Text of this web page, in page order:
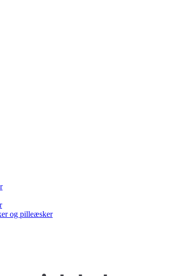
og pilleæsker